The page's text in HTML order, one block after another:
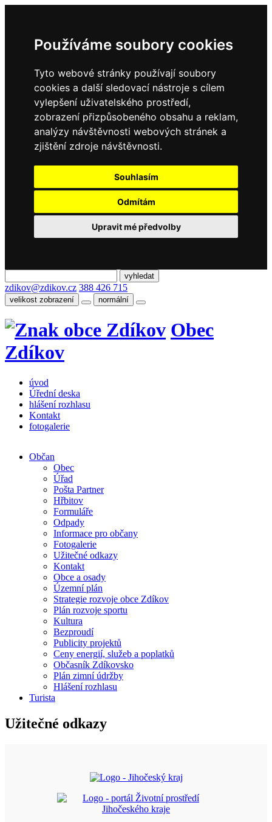
Používáme soubory cookies
Tyto webové stránky používají soubory
cookies a další sledovací nástroje s cílem
vylepšení uživatelského prostředí,
zobrazení přizpůsobeného obsahu a reklam,
analýzy návštěvnosti webových stránek a
zjištění zdroje návštěvnosti.
Souhlasím
Odmítám
Upravit mé předvolby
zdikov@zdikov.cz 388 426 715
velikost zobrazení normální
Obec
Zdíkov
úvod
Úřední deska
hlášení rozhlasu
Kontakt
fotogalerie
Občan
Obec
Úřad
Pošta Partner
Hřbitov
Formuláře
Odpady
Informace pro občany
Fotogalerie
Užitečné odkazy
Kontakt
Obce a osady
Územní plán
Strategie rozvoje obce Zdíkov
Plán rozvoje sportu
Kultura
Bezproudí
Publicity projektů
Ceny energií, služeb a poplatků
Občasník Zdíkovsko
Plán zimní údržby
Hlášení rozhlasu
Turista
Užitečné odkazy